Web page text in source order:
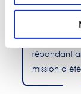
lesquels
répondant
mission a